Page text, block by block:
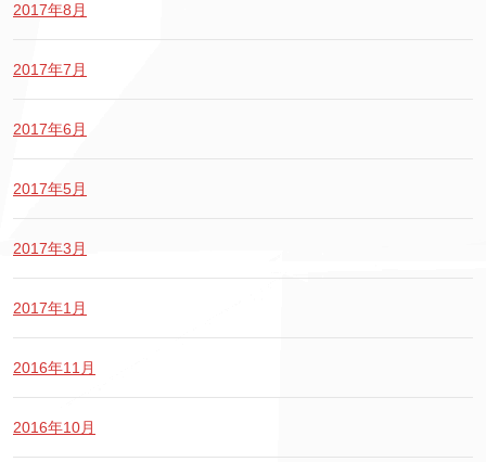
2017年8月
2017年7月
2017年6月
2017年5月
2017年3月
2017年1月
2016年11月
2016年10月